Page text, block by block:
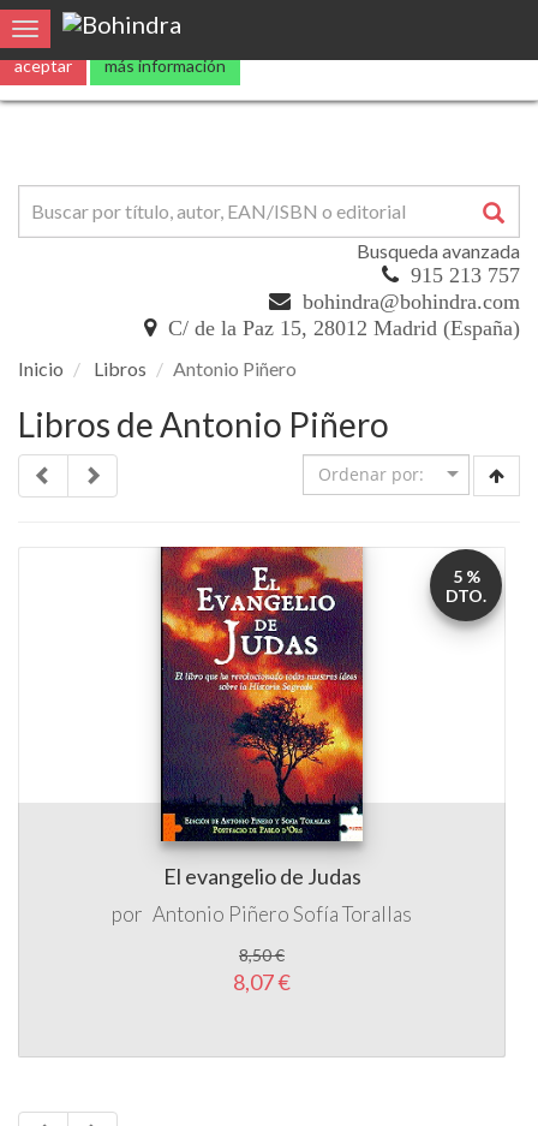
Utilizamoscookies propias y de terceros para mejorar nuestros
aceptar más información
Toggle navigation
Busqueda avanzada
915 213 757
bohindra@bohindra.com
C/ de la Paz 15, 28012 Madrid (España)
Inicio Libros Antonio Piñero
Libros de Antonio Piñero
El evangelio de Judas
por Antonio PiñeroSofía Torallas
8,50 €
8,07 €
5 %
DTO.